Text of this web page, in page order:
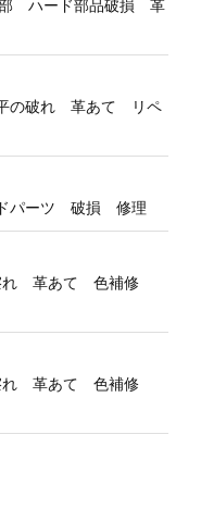
部 ハード部品破損 革
平の破れ 革あて リペ
ドパーツ 破損 修理
れ 革あて 色補修
れ 革あて 色補修